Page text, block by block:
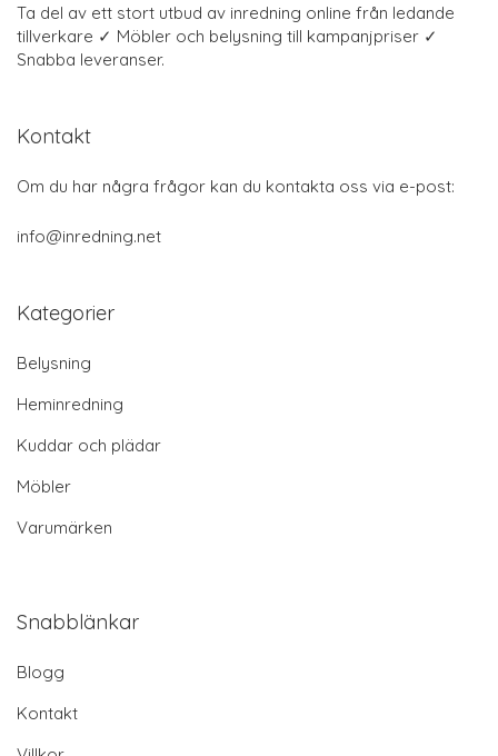
Ta del av ett stort utbud av inredning online från ledande
tillverkare ✓ Möbler och belysning till kampanjpriser ✓
Snabba leveranser.
Kontakt
Om du har några frågor kan du kontakta oss via e-post:
info@inredning.net
Kategorier
Belysning
Heminredning
Kuddar och plädar
Möbler
Varumärken
Snabblänkar
Blogg
Kontakt